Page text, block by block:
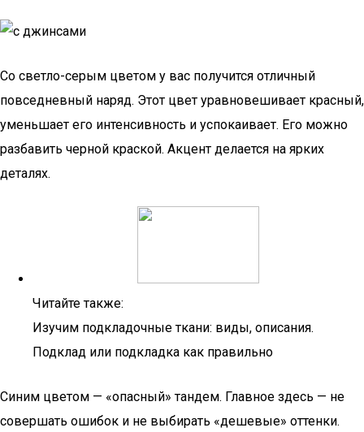
Со светло-серым цветом у вас получится отличный
повседневный наряд. Этот цвет уравновешивает красный,
уменьшает его интенсивность и успокаивает. Его можно
разбавить черной краской. Акцент делается на ярких
деталях.
Читайте также:
Изучим подкладочные ткани: виды, описания.
Подклад или подкладка как правильно
Синим цветом — «опасный» тандем. Главное здесь — не
совершать ошибок и не выбирать «дешевые» оттенки.